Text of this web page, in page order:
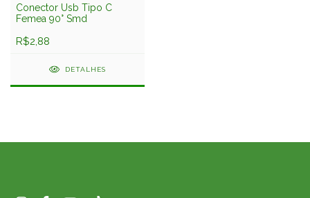
Conector Usb Tipo C
Femea 90° Smd
R$2,88
DETALHES